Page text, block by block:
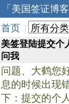
「美国签证博客
首页
美签登陆提交个
问我
问题、大鹤您
息的时候出现
下：提交的个